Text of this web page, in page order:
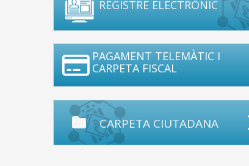
REGISTRE ELECTRÒNIC
PAGAMENT TELEMÀTIC I
CARPETA FISCAL
CARPETA CIUTADANA